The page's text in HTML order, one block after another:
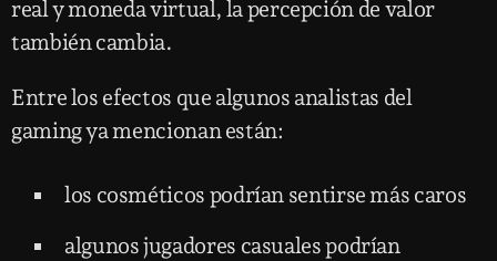
real y moneda virtual, la percepción de valor
también cambia.
Entre los efectos que algunos analistas del
gaming ya mencionan están:
los cosméticos podrían sentirse más caros
algunos jugadores casuales podrían